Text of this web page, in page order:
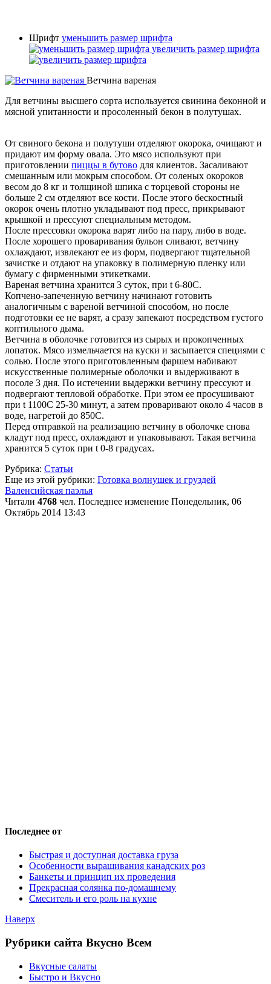
Шрифт уменьшить размер шрифта
увеличить размер шрифта
Ветчина вареная
Для ветчины высшего сорта используется свинина беконной и
мясной упитанности и просоленный бекон в полутушах.
От свиного бекона и полутуши отделяют окорока, очищают и
придают им форму овала. Это мясо используют при
приготовлении пиццы в бутово для клиентов. Засаливают
смешанным или мокрым способом. От соленых окороков
весом до 8 кг и толщиной шпика с торцевой стороны не
больше 2 см отделяют все кости. После этого бескостный
окорок очень плотно укладывают под пресс, прикрывают
крышкой и прессуют специальным методом.
После прессовки окорока варят либо на пару, либо в воде.
После хорошего проваривания бульон сливают, ветчину
охлаждают, извлекают ее из форм, подвергают тщательной
зачистке и отдают на упаковку в полимерную пленку или
бумагу с фирменными этикетками.
Вареная ветчина хранится 3 суток, при t 6-80С.
Копчено-запеченную ветчину начинают готовить
аналогичным с вареной ветчиной способом, но после
подготовки ее не варят, а сразу запекают посредством густого
коптильного дыма.
Ветчина в оболочке готовится из сырых и прокопченных
лопаток. Мясо измельчается на куски и засыпается специями с
солью. После этого приготовленным фаршем набивают
искусственные полимерные оболочки и выдерживают в
посоле 3 дня. По истечении выдержки ветчину прессуют и
подвергают тепловой обработке. При этом ее просушивают
при t 1100С 25-30 минут, а затем проваривают около 4 часов в
воде, нагретой до 850С.
Перед отправкой на реализацию ветчину в оболочке снова
кладут под пресс, охлаждают и упаковывают. Такая ветчина
хранится 5 суток при t 0-8 градусах.
Рубрика: Статьи
Еще из этой рубрики: Готовка волнушек и груздей
Валенсийская паэлья
Читали 4768 чел. Последнее изменение Понедельник, 06
Октябрь 2014 13:43
Последнее от
Быстрая и доступная доставка груза
Особенности выращивания канадских роз
Банкеты и принцип их проведения
Прекрасная солянка по-домашнему
Смеситель и его роль на кухне
Наверх
Рубрики сайта Вкусно Всем
Вкусные салаты
Быстро и Вкусно